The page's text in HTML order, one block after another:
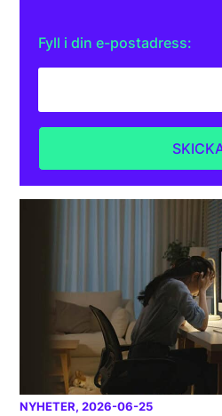
Fyll i din e-postadress:
NYHETER, 2026-06-25